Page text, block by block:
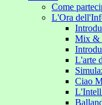
Come
L'Ora
Mix &
L'arte
Ciao